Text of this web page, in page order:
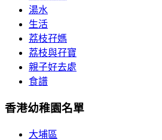
湯水
生活
荔枝孖媽
荔枝與孖寶
親子好去處
食譜
香港幼稚園名單
大埔區